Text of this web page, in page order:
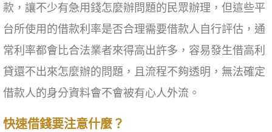
款，讓不少有急用錢怎麼辦問題的民眾辦理，但這些平
台所使用的借款利率是否合理需要借款人自行評估，通
常利率都會比合法業者來得高出許多，容易發生借高利
貸還不出來怎麼辦的問題，且流程不夠透明，無法確定
借款人的身分資料會不會被有心人外流。
快速借錢要注意什麼？